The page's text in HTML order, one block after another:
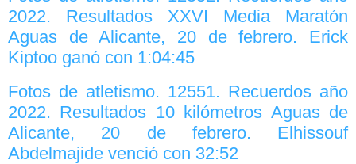
2022. Resultados XXVI Media Maratón
Aguas de Alicante, 20 de febrero. Erick
Kiptoo ganó con 1:04:45
Fotos de atletismo. 12551. Recuerdos año
2022. Resultados 10 kilómetros Aguas de
Alicante, 20 de febrero. Elhissouf
Abdelmajide venció con 32:52